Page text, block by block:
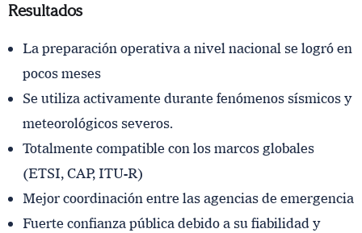
Resultados
La preparación operativa a nivel nacional se logró en
pocos meses
Se utiliza activamente durante fenómenos sísmicos y
meteorológicos severos.
Totalmente compatible con los marcos globales
(ETSI, CAP, ITU-R)
Mejor coordinación entre las agencias de emergencia
Fuerte confianza pública debido a su fiabilidad y